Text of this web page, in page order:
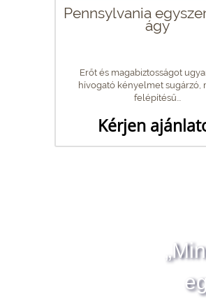
Pennsylvania
ágy
Erőt és magabiztosságot
hívogató kényelmet sugárzó,
felépítésű...
Kérjen